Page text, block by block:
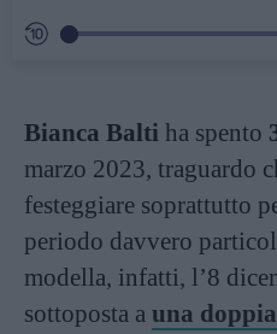
Bianca Balti ha spento
marzo 2023, traguardo
festeggiare soprattutto
periodo davvero
modella, infatti, l’8
sottoposta a una